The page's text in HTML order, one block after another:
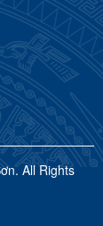
All Rights